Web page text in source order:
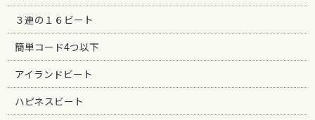
３連の１６ビート
簡単コード4つ以下
アイランドビート
ハピネスビート